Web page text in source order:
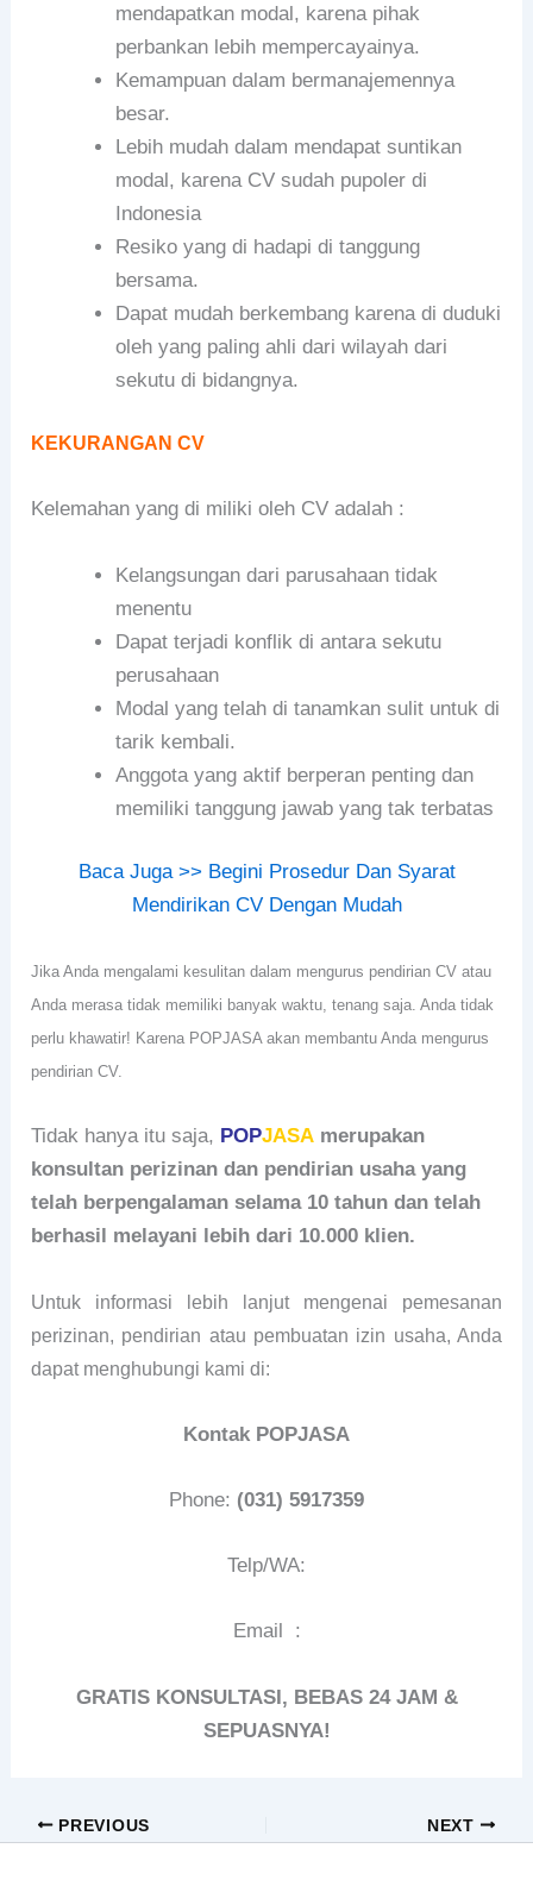
mendapatkan modal, karena pihak
perbankan lebih mempercayainya.
Kemampuan dalam bermanajemennya
besar.
Lebih mudah dalam mendapat suntikan
modal, karena CV sudah pupoler di
Indonesia
Resiko yang di hadapi di tanggung
bersama.
Dapat mudah berkembang karena di duduki
oleh yang paling ahli dari wilayah dari
sekutu di bidangnya.
KEKURANGAN CV
Kelemahan yang di miliki oleh CV adalah :
Kelangsungan dari parusahaan tidak
menentu
Dapat terjadi konflik di antara sekutu
perusahaan
Modal yang telah di tanamkan sulit untuk di
tarik kembali.
Anggota yang aktif berperan penting dan
memiliki tanggung jawab yang tak terbatas
Baca Juga >> Begini Prosedur Dan Syarat
Mendirikan CV Dengan Mudah
Jika Anda mengalami kesulitan dalam mengurus pendirian CV atau
Anda merasa tidak memiliki banyak waktu, tenang saja. Anda tidak
perlu khawatir! Karena POPJASA akan membantu Anda mengurus
pendirian CV.
Tidak hanya itu saja, POPJASA merupakan
konsultan perizinan dan pendirian usaha yang
telah berpengalaman selama 10 tahun dan telah
berhasil melayani lebih dari 10.000 klien.
Untuk informasi lebih lanjut mengenai pemesanan
perizinan, pendirian atau pembuatan izin usaha, Anda
dapat menghubungi kami di:
Kontak POPJASA
Phone: (031) 5917359
Telp/WA:
Email :
GRATIS KONSULTASI, BEBAS 24 JAM &
SEPUASNYA!
PREVIOUS NEXT